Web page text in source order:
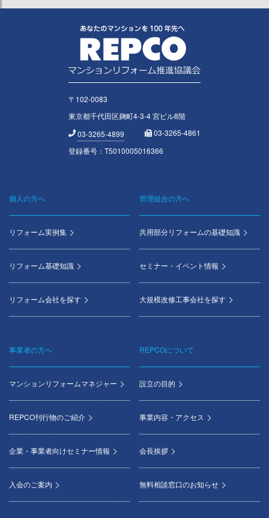
〒102-0083
東京都千代田区麹町4-3-4 宮ビル8階
03-3265-4899
03-3265-4861
登録番号：T5010005016366
Footer
menu
個人の方へ
リフォーム実例集
リフォーム基礎知識
リフォーム会社を探す
管理組合の方へ
共用部分リフォームの基礎知識
セミナー・イベント情報
大規模改修工事会社を探す
事業者の方へ
マンションリフォームマネジャー
REPCO刊行物のご紹介
企業・事業者向けセミナー情報
入会のご案内
REPCOについて
設立の目的
事業内容・アクセス
会長挨拶
無料相談窓口のお知らせ